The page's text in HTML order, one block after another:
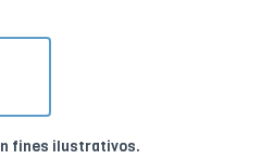
fines ilustrativos.